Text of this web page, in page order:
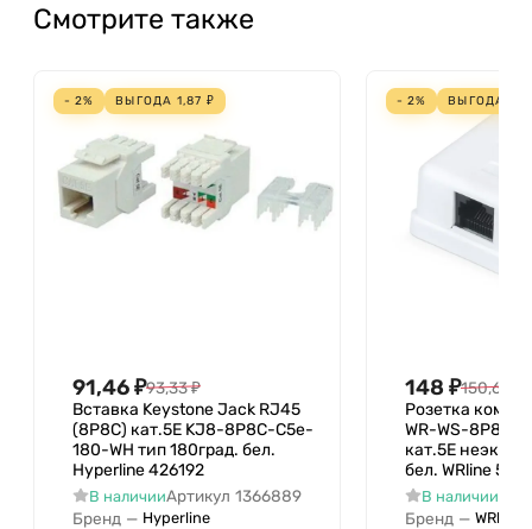
Смотрите также
- 2% ВЫГОДА 1,87 ₽
91,46₽93,33₽
Вставка Keystone Jack RJ45
(8P8C) кат.5E KJ8-8P8C-C5e-
180-WH тип 180град. бел.
Hyperline 426192
В наличииАртикул 1366889
Бренд — Hyperline
- 2% ВЫГОДА
148 ₽150,67
Розетка
WR-WS-8P8C-
кат.5E
бел. WRline
В наличии
Бренд — WRline